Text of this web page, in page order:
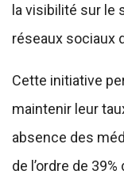
la visibilité sur le
réseaux sociaux
Cette initiative
maintenir leur
absence des
de l’ordre de